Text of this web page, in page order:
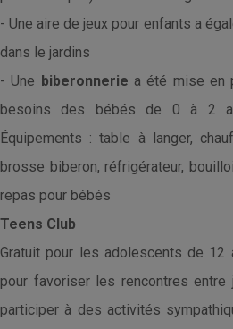
- Une aire de jeux pour enfants a
dans le jardins
- Une biberonnerie a été mise en
besoins des bébés de 0 à 2
Équipements : table à langer,
brosse biberon, réfrigérateur,
repas pour bébés
Teens Club
Gratuit pour les adolescents de 12
pour favoriser les rencontres
participer à des activités